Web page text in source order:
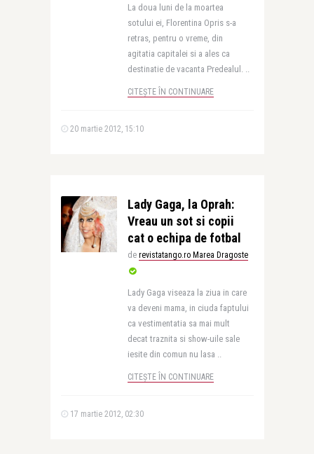
La doua luni de la moartea
sotului ei, Florentina Opris s-a
retras, pentru o vreme, din
agitatia capitalei si a ales ca
destinatie de vacanta Predealul. ..
CITEȘTE ÎN CONTINUARE
20 martie 2012, 15:10
Lady Gaga, la Oprah:
Vreau un sot si copii
cat o echipa de fotbal
de revistatango.ro Marea Dragoste
Lady Gaga viseaza la ziua in care
va deveni mama, in ciuda faptului
ca vestimentatia sa mai mult
decat traznita si show-uile sale
iesite din comun nu lasa ..
CITEȘTE ÎN CONTINUARE
17 martie 2012, 02:30